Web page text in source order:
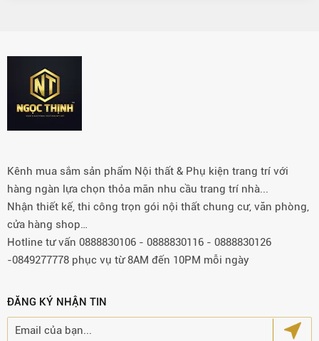
Kênh mua sắm sản phẩm Nội thất & Phụ kiện trang trí với
hàng ngàn lựa chọn thỏa mãn nhu cầu trang trí nhà...
Nhận thiết kế, thi công trọn gói nội thất chung cư, văn phòng,
cửa hàng shop…
Hotline tư vấn 0888830106 - 0888830116 - 0888830126
-0849277778 phục vụ từ 8AM đến 10PM mỗi ngày
ĐĂNG KÝ NHẬN TIN